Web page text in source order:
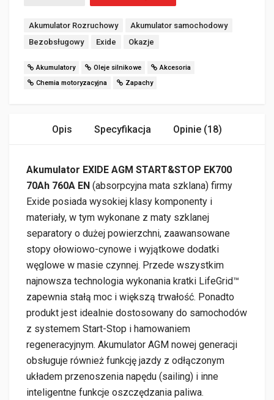
Akumulator Rozruchowy
Akumulator samochodowy
Bezobsługowy
Exide Okazje
Akumulatory Oleje silnikowe
Akcesoria
Chemia motoryzacyjna
Zapachy
Opis Specyfikacja Opinie (18)
Akumulator EXIDE AGM START&STOP EK700
70Ah 760A EN (absorpcyjna mata szklana) firmy
Exide posiada wysokiej klasy komponenty i
materiały, w tym wykonane z maty szklanej
separatory o dużej powierzchni, zaawansowane
stopy ołowiowo-cynowe i wyjątkowe dodatki
węglowe w masie czynnej. Przede wszystkim
najnowsza technologia wykonania kratki LifeGrid™
zapewnia stałą moc i większą trwałość. Ponadto
produkt jest idealnie dostosowany do samochodów
z systemem Start-Stop i hamowaniem
regeneracyjnym. Akumulator AGM nowej generacji
obsługuje również funkcję jazdy z odłączonym
układem przenoszenia napędu (sailing) i inne
inteligentne funkcje oszczędzania paliwa.